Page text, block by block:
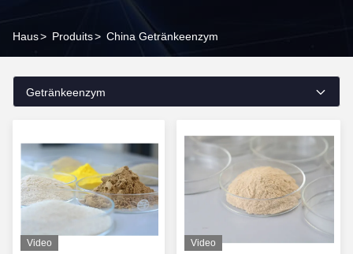
Haus> Produits> China Getränkeenzym
Getränkeenzym
Video Video